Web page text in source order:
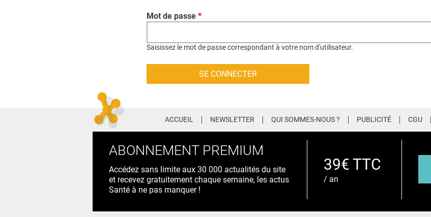
Mot de passe *
Saisissez le mot de passe correspondant à votre nom d'utilisateur.
ACCUEIL NEWSLETTER QUI SOMMES-NOUS ? PUBLICITÉ CGU
ABONNEMENT PREMIUM
Accédez sans limite aux 30 000 actualités du site
et recevez gratuitement chaque semaine, les actus
Santé à ne pas manquer !
39€ TTC
/ an